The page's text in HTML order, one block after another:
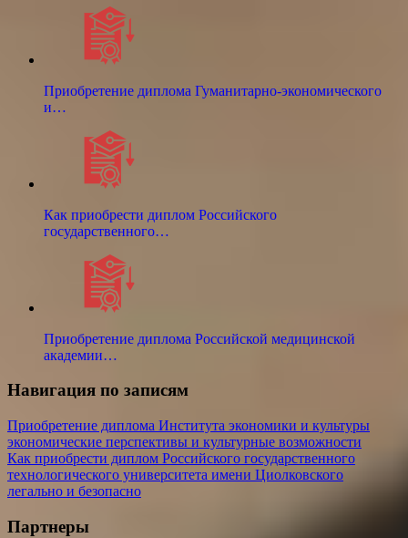
Приобретение диплома Гуманитарно-экономического
и…
Как приобрести диплом Российского
государственного…
Приобретение диплома Российской медицинской
академии…
Навигация по записям
Приобретение диплома Института экономики и культуры
экономические перспективы и культурные возможности
Как приобрести диплом Российского государственного
технологического университета имени Циолковского
легально и безопасно
Партнеры